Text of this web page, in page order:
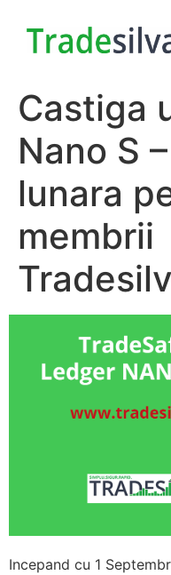
Castiga
Nano S
lunara
membrii
Incepand cu 1